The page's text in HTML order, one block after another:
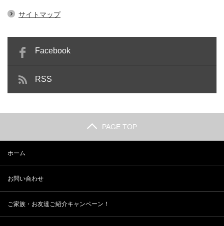
サイトマップ
Facebook
RSS
PAGE TOP
ホーム
お問い合わせ
ご家族・お友達ご紹介キャンペーン！